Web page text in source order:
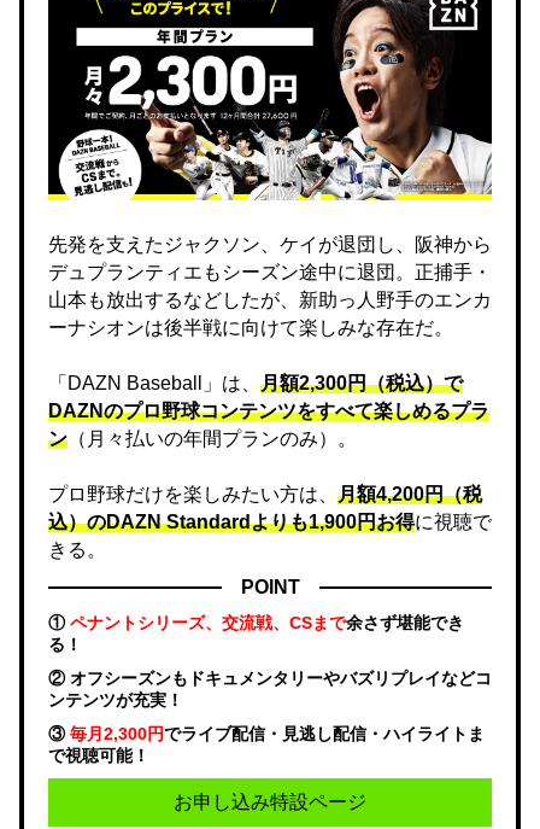
先発を支えたジャクソン、ケイが退団し、阪神から
デュプランティエもシーズン途中に退団。正捕手・
山本も放出するなどしたが、新助っ人野手のエンカ
ーナシオンは後半戦に向けて楽しみな存在だ。
「DAZN Baseball」は、 月額2,300円（税込）で
DAZNのプロ野球コンテンツをすべて楽しめるプラ
ン （月々払いの年間プランのみ）。
プロ野球だけを楽しみたい方は、 月額4,200円（税
込）のDAZN Standard​よりも1,900円お得に視聴で
きる。
POINT
①ペナントシリーズ、交流戦、CSまで余さず堪能でき
る！
② オフシーズンもドキュメンタリーやバズリプレイなどコ
ンテンツが充実！
③毎月2,300円でライブ配信・見逃し配信・ハイライトま
で視聴可能！
お申し込み特設ページ